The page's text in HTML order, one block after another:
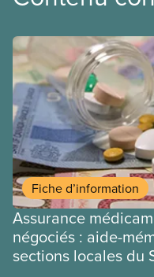
Fiche d’information
Assurance
négociés : aide-
sections locales du